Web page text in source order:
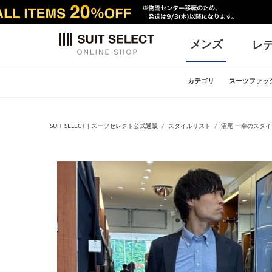
メンズ レ
カテゴリ スーツファッ
SUIT SELECT | スーツセレクト公式通販 スタイルリスト 沼尾 一幸のスタ